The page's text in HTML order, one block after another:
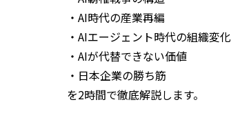
・AI時代の産業再編
・AIエージェント時代の組織変化
・AIが代替できない価値
・日本企業の勝ち筋
を2時間で徹底解説します。